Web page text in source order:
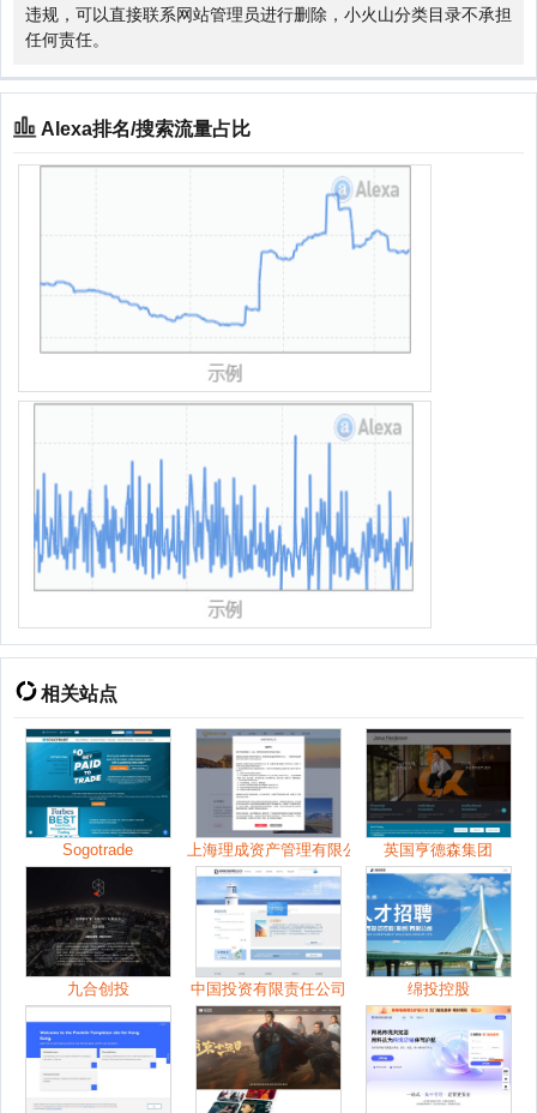
违规，可以直接联系网站管理员进行删除，小火山分类目录不承担
任何责任。
Alexa排名/搜索流量占比
相关站点
Sogotrade 上海理成资产管理有限公司 英国亨德森集团
九合创投 中国投资有限责任公司 绵投控股